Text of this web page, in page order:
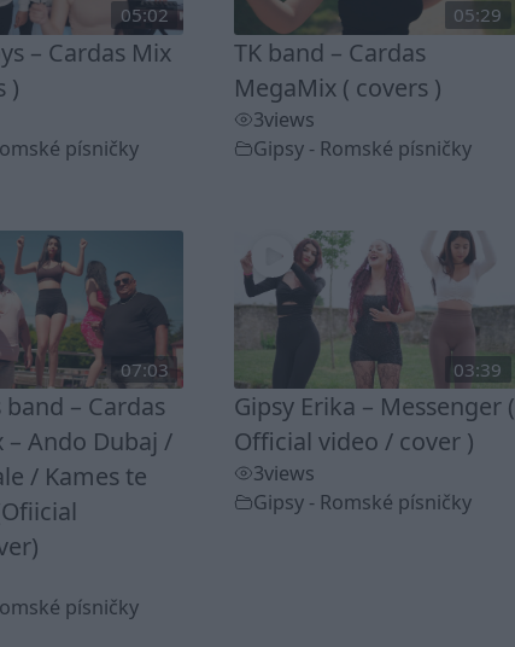
05:02
– Cardas Mix
)
písničky
05:29
TK band – Cardas
MegaMix ( covers )
3views
Gipsy - Romské písničky
07:03
band – Cardas
– Ando Dubaj /
/ Kames te
písničky
03:39
Gipsy Erika – Messenger (
Official video / cover )
3views
Gipsy - Romské písničky